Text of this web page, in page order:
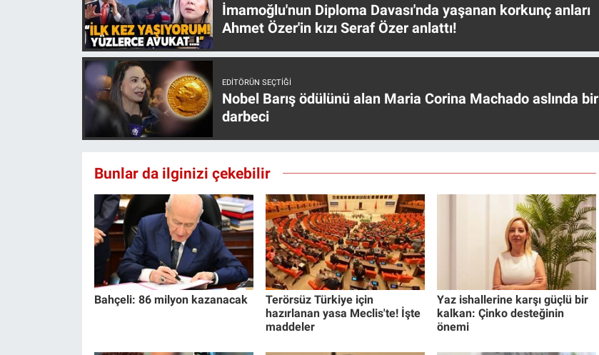
İmamoğlu'nun Diploma Davası'nda yaşanan korkunç anları
Ahmet Özer'in kızı Seraf Özer anlattı!
EDITÖRÜN SEÇTIĞI
Nobel Barış ödülünü alan Maria Corina Machado aslında bir
darbeci
Bunlar da ilginizi çekebilir
Bahçeli: 86 milyon kazanacak
Terörsüz Türkiye için
hazırlanan yasa Meclis'te! İşte
maddeler
Yaz ishallerine karşı güçlü bir
kalkan: Çinko desteğinin
önemi
Türkiye'nin Gündemi
Yerel Gündem
Yerel Yaşam
Canlı Yayın